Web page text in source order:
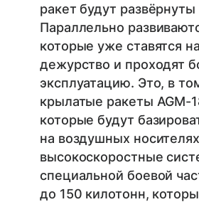
ракет будут
Параллельно
которые уже ставятся
дежурство и проходят
эксплуатацию. Это, в
крылатые ракеты AGM-
которые будут
на воздушных
высокоскоростные
специальной боевой
до 150 килотонн,